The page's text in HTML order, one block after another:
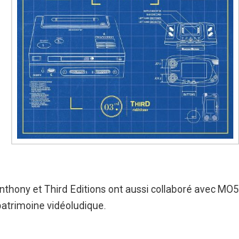
et Third Editions ont aussi collaboré avec MO5
vidéoludique.